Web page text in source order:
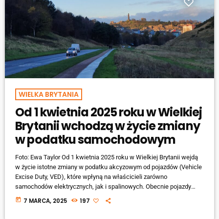
WIELKA BRYTANIA
Od 1 kwietnia 2025 roku w Wielkiej
Brytanii wchodzą w życie zmiany
w podatku samochodowym
​Foto: Ewa Taylor Od 1 kwietnia 2025 roku w Wielkiej Brytanii wejdą
w życie istotne zmiany w podatku akcyzowym od pojazdów (Vehicle
Excise Duty, VED), które wpłyną na właścicieli zarówno
samochodów elektrycznych, jak i spalinowych. Obecnie pojazdy
elektryczne są zwolnione z opłat VED. Jednak od 1 kwietnia 2025
roku właściciele tych pojazdów będą zobowiązani do uiszczania
today 7 MARCA, 2025 197